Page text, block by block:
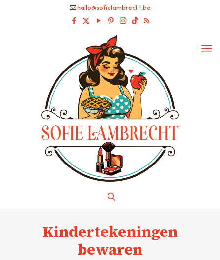
hallo@sofielambrecht.be
Kindertekeningen
bewaren